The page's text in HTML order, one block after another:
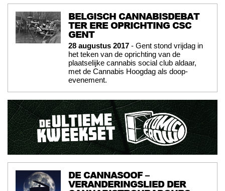
BELGISCH CANNABISDEBAT
TER ERE OPRICHTING CSC
GENT
28 augustus 2017 - Gent stond vrijdag in
het teken van de oprichting van de
plaatselijke cannabis social club aldaar,
met de Cannabis Hoogdag als doop-
evenement.
DE CANNASOOF –
VERANDERINGSLIED DER